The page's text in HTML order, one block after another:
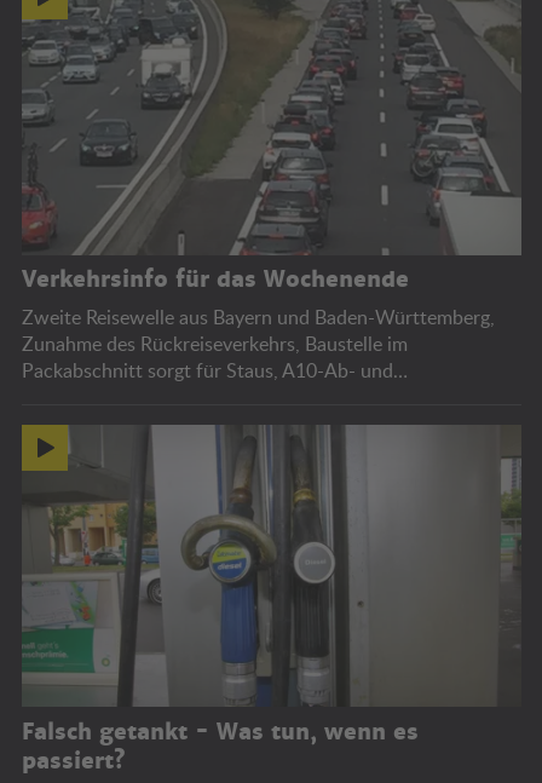
Verkehrsinfo für das Wochenende
Zweite Reisewelle aus Bayern und Baden-Württemberg,
Zunahme des Rückreiseverkehrs, Baustelle im
Packabschnitt sorgt für Staus, A10-Ab- und
Falsch getankt - Was tun, wenn es
passiert?